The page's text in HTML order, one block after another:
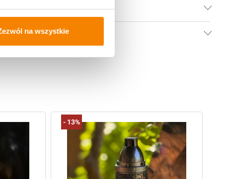
na wszystkie
- 13%